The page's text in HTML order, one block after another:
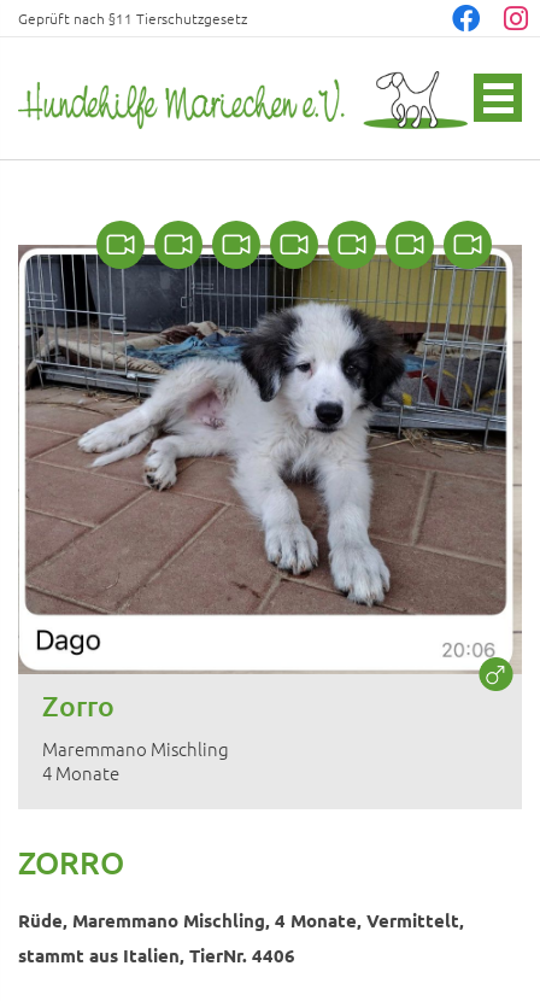
Geprüft nach §11 Tierschutzgesetz
Zorro
Maremmano Mischling
4 Monate
ZORRO
Rüde, Maremmano Mischling, 4 Monate, Vermittelt,
stammt aus Italien, TierNr. 4406